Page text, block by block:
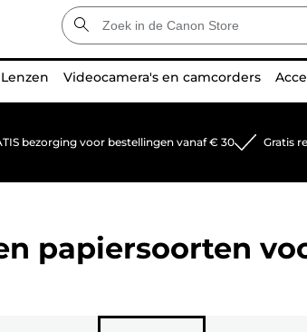
Lenzen Videocamera's en camcorders
bezorging voor bestellingen vanaf € 30 Gratis
papiersoorten